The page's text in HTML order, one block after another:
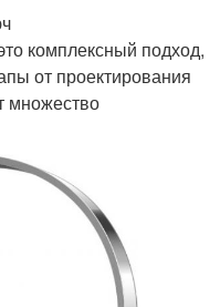
комплексный подход,
от проектирования
множество